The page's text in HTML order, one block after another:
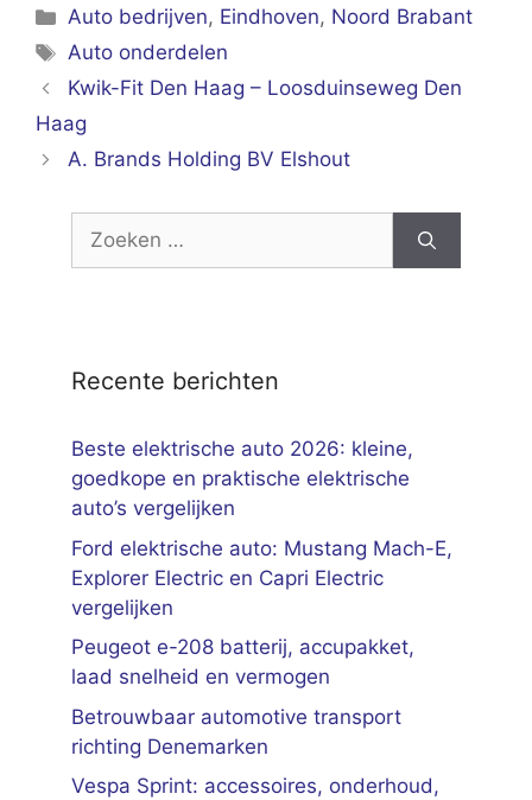
Categorieën
Auto bedrijven, Eindhoven, Noord Brabant
Tags
Auto onderdelen
Kwik-Fit Den Haag – Loosduinseweg Den
Haag
A. Brands Holding BV Elshout
Zoek
Recente berichten
Beste elektrische auto 2026: kleine,
goedkope en praktische elektrische
auto’s vergelijken
Ford elektrische auto: Mustang Mach-E,
Explorer Electric en Capri Electric
vergelijken
Peugeot e-208 batterij, accupakket,
laad snelheid en vermogen
Betrouwbaar automotive transport
richting Denemarken
Vespa Sprint: accessoires, onderhoud,